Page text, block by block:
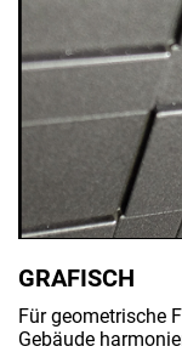
GRAFISCH
Für geometrische
Gebäude